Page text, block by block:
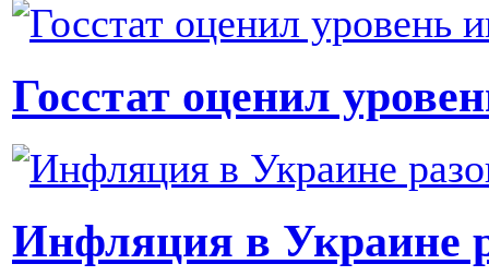
Госстат оценил
Инфляция в Украине